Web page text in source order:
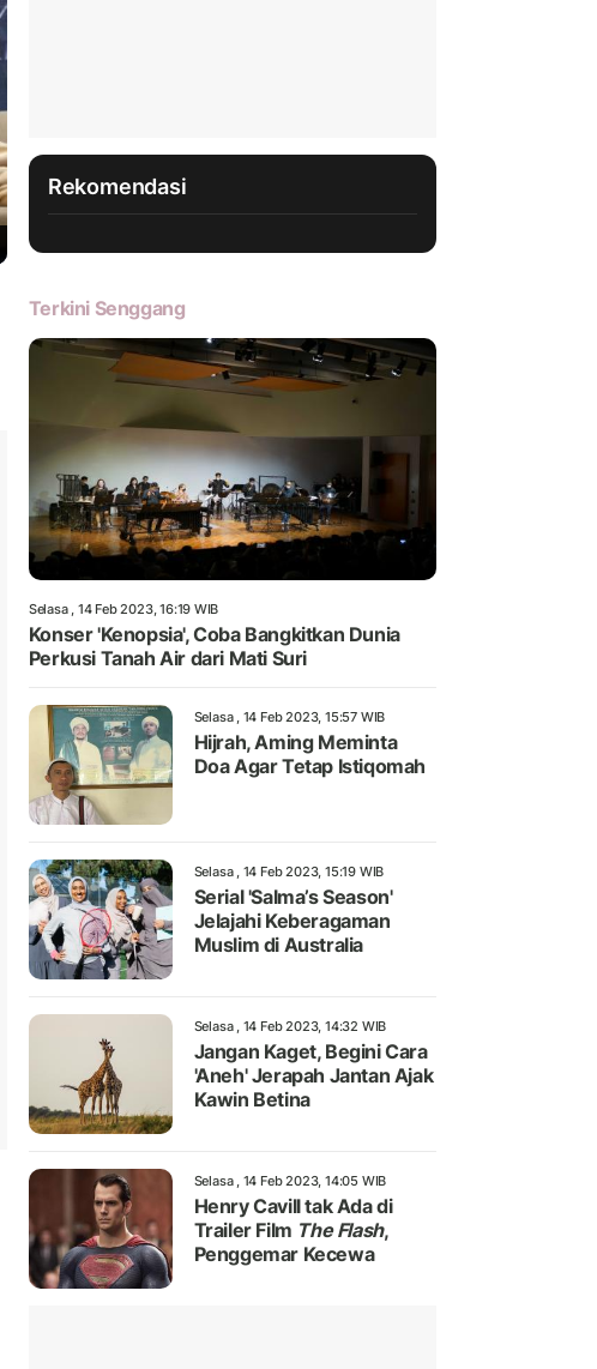
Rekomendasi
Terkini Senggang
Selasa , 14 Feb 2023, 16:19 WIB
Konser 'Kenopsia', Coba Bangkitkan Dunia
Perkusi Tanah Air dari Mati Suri
Selasa , 14 Feb 2023, 15:57 WIB
Hijrah, Aming Meminta
Doa Agar Tetap Istiqomah
Selasa , 14 Feb 2023, 15:19 WIB
Serial 'Salma’s Season'
Jelajahi Keberagaman
Muslim di Australia
Selasa , 14 Feb 2023, 14:32 WIB
Jangan Kaget, Begini Cara
'Aneh' Jerapah Jantan Ajak
Kawin Betina
Selasa , 14 Feb 2023, 14:05 WIB
Henry Cavill tak Ada di
Trailer Film The Flash,
Penggemar Kecewa